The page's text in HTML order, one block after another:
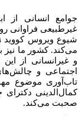
جوامع انسانی از
غیرطبیعی فراوانی
می‌کند. کشور ما نیز
و غیرانسانی از
اجتماعی و
تاب‌آوری موضوع
کمال‌الدینی
صحبت می‌کند.